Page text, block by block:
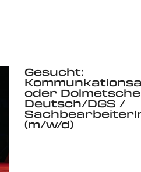
Gesucht:
oder
Deutsch/DGS /
(m/w/d)